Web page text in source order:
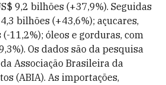
9,2 bilhões (+37,9%). Seguidas
bilhões (+43,6%); açucares,
11,2%); óleos e gorduras, com
Os dados são da pesquisa
Associação Brasileira da
(ABIA). As importações,